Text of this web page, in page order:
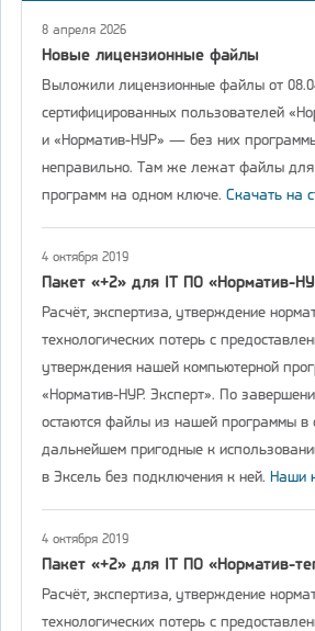
8 апреля 2026
Новые лицензионные файлы
Выложили лицензионные файлы от
сертифицированных пользователей
и «Норматив-НУР» — без них
неправильно. Там же лежат файлы
программ на одном ключе. Скачать на
4 октября 2019
Пакет «+2» для IT ПО «Норматив-
Расчёт, экспертиза, утверждение
технологических потерь с
утверждения нашей компьютерной
«Норматив-НУР. Эксперт». По
остаются файлы из нашей программы в
дальнейшем пригодные к
в Эксель без подключения к ней. Наши
4 октября 2019
Пакет «+2» для IT ПО «Норматив-
Расчёт, экспертиза, утверждение
технологических потерь с